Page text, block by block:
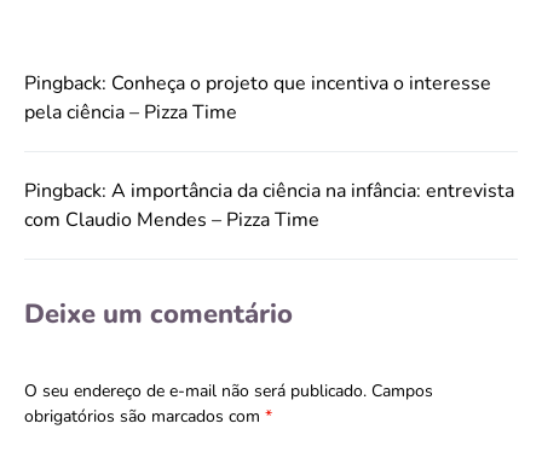
Pingback: Conheça o projeto que incentiva o interesse
pela ciência – Pizza Time
Pingback: A importância da ciência na infância: entrevista
com Claudio Mendes – Pizza Time
Deixe um comentário
O seu endereço de e-mail não será publicado. Campos
obrigatórios são marcados com *